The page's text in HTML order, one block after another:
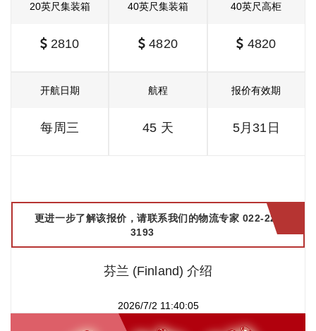
20英尺集装箱
2810
40英尺集装箱
4820
40英尺高柜
4820
开航日期
每周三
航程
45 天
报价有效期
5月31日
更进一步了解该报价，请联系我们的物流专家 022-2299
3193
芬兰 (Finland) 介绍
2026/7/2 11:40:05